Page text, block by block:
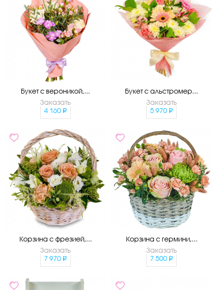
Букет с вероникой,...
Заказать
4 160
Букет с альстромер...
Заказать
5 970
Корзина с фрезией,...
Заказать
7 970
Корзина с гермини,...
Заказать
7 500